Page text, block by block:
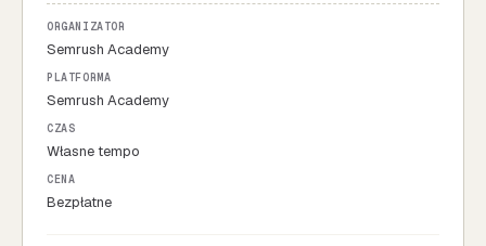
ORGANIZATOR
Semrush Academy
PLATFORMA
Semrush Academy
CZAS
Własne tempo
CENA
Bezpłatne